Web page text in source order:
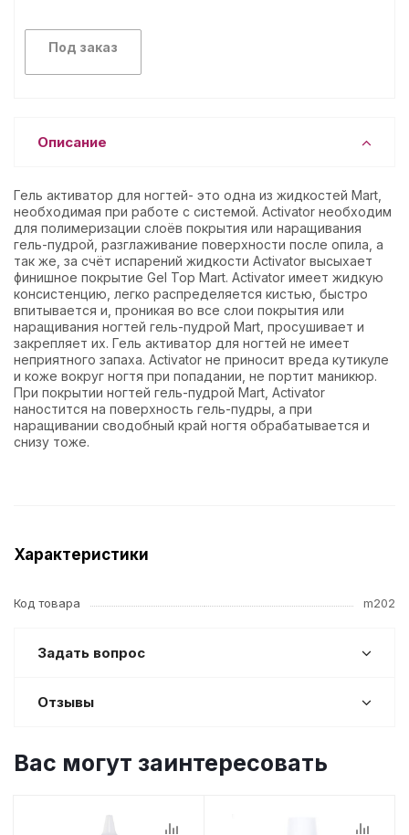
Под заказ
Описание
Гель активатор для ногтей- это одна из жидкостей Mart,
необходимая при работе с системой. Activator необходим
для полимеризации слоёв покрытия или наращивания
гель-пудрой, разглаживание поверхности после опила, а
так же, за счёт испарений жидкости Activator высыхает
финишное покрытие Gel Top Mart. Activator имеет жидкую
консистенцию, легко распределяется кистью, быстро
впитывается и, проникая во все слои покрытия или
наращивания ногтей гель-пудрой Mart, просушивает и
закрепляет их. Гель активатор для ногтей не имеет
неприятного запаха. Activator не приносит вреда кутикуле
и коже вокруг ногтя при попадании, не портит маникюр.
При покрытии ногтей гель-пудрой Mart, Activator
наностится на поверхность гель-пудры, а при
наращивании сводобный край ногтя обрабатывается и
снизу тоже.
Характеристики
Код товара m202
Задать вопрос
Отзывы
Вас могут заинтересовать